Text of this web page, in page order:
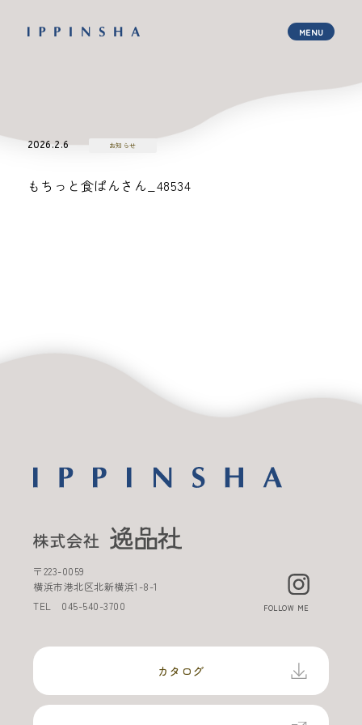
2026.2.6 お知らせ
もちっと食ぱんさん_48534
〒223-0059
横浜市港北区北新横浜1-8-1
TEL 045-540-3700 FOLLOW ME
カタログ